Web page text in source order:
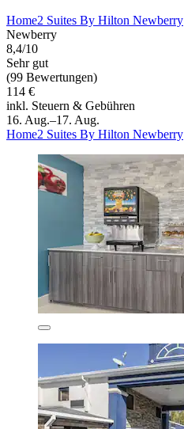
Home2 Suites By Hilton Newberry
Newberry
8,4/10
Sehr gut
(99 Bewertungen)
114 €
inkl. Steuern & Gebühren
16. Aug.–17. Aug.
Home2 Suites By Hilton Newberry